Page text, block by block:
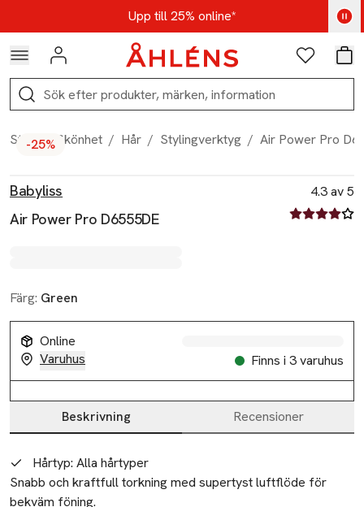
Hoppa till navigationsmenynUpp till 25% online*
Kod: AUG25 - Shoppa nu
Logga in Favoriter
Sök
Start / Skönhet / Hår / Stylingverktyg / Air Power Pro
-25%
Babyliss
Air Power Pro D6555DE
4.3 av 5
4.3 av fem
Färg: Green
Online
Varuhus
Finns i 3 varuhus
Beskrivning Recensioner
Beskrivning
Hårtyp: Alla hårtyper
Snabb och kraftfull torkning med supertyst luftflöde för
bekväm föning.